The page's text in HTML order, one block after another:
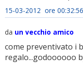
15-03-2012 ore 00:32:56
da un vecchio amico
come preventivato i
regalo...godoooooo